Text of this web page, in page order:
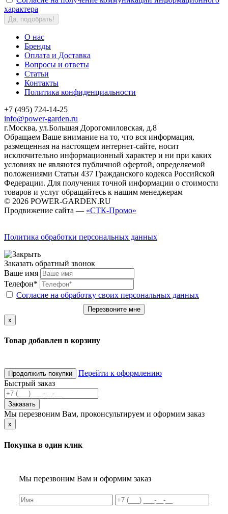
характера
Да, подобрать!
О нас
Бренды
Оплата и Доставка
Вопросы и ответы
Статьи
Контакты
Политика конфиденциальности
+7 (495) 724-14-25
info@power-garden.ru
г.Москва, ул.Большая Дорогомиловская, д.8
Обращаем Ваше внимание на то, что вся информация,
размещенная на настоящем интернет-сайте, носит
исключительно информационный характер и ни при каких
условиях не являются публичной офертой, определяемой
положениями Статьи 437 Гражданского кодекса Российской
Федерации. Для получения точной информации о стоимости
товаров и услуг обращайтесь к нашим менеджерам
© 2026 POWER-GARDEN.RU
Продвижение сайта — «СТК-Промо»
Политика обработки персональных данных
Заказать обратный звонок
Ваше имя
Телефон*
Согласие на обработку своих персональных данных
Перезвоните мне
x
Товар добавлен в корзину
Продолжить покупки
Перейти к оформлению
Быстрый заказ
Заказать
Мы перезвоним Вам, проконсультируем и оформим заказ
x
Покупка в один клик
Мы перезвоним Вам и оформим заказ